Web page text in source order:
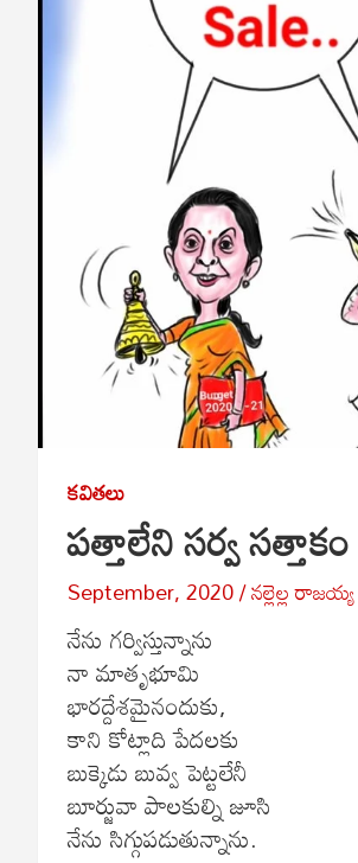
కవితలు
పత్తాలేని సర్వ సత్తాకం
September, 2020 నల్లెల్ల రాజయ్య
నేను గర్విస్తున్నాను
నా మాతృభూమి
భారద్దేశమైనందుకు,
కాని కోట్లాది పేదలకు
బుక్కెడు బువ్వ పెట్టలేనీ
బూర్జువా పాలకుల్ని జూసి
నేను సిగ్గుపడుతున్నాను.